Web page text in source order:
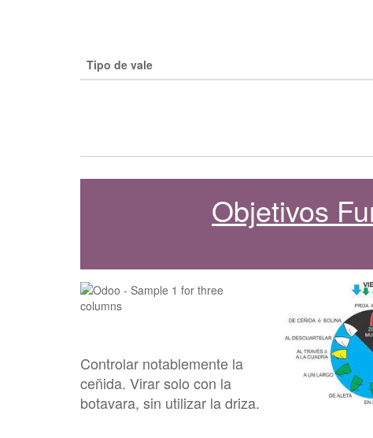
Tipo de vale
Objetivos
Controlar notablemente la
ceñida. Virar solo con la
botavara, sin utilizar la driza.